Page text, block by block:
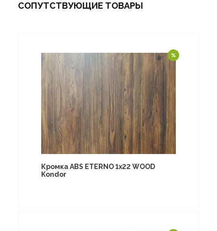
СОПУТСТВУЮЩИЕ ТОВАРЫ
Кромка ABS ETERNO 1x22 WOOD
Kondor